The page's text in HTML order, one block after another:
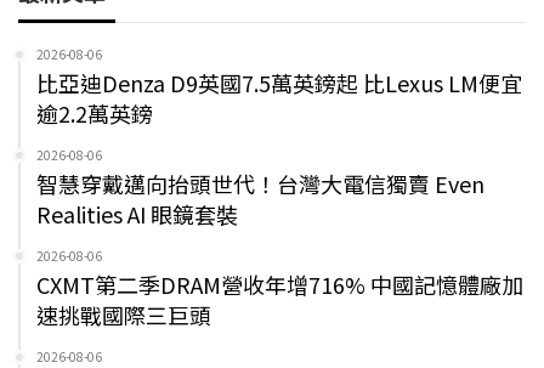
2026-08-06
比亞迪Denza D9英國7.5萬英鎊起 比Lexus LM便宜
逾2.2萬英鎊
2026-08-06
智慧穿戴邁向抬頭世代！台灣大電信獨賣 Even
Realities AI 眼鏡套裝
2026-08-06
CXMT第二季DRAM營收年增716% 中國記憶體廠加
速挑戰國際三巨頭
2026-08-06